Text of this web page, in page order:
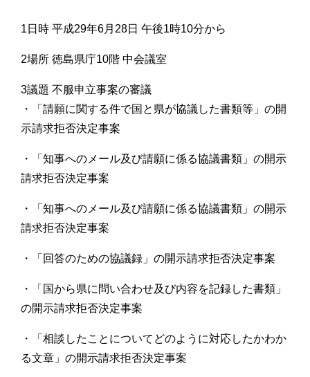
1日時 平成29年6月28日 午後1時10分から
2場所 徳島県庁10階 中会議室
3議題 不服申立事案の審議
・「請願に関する件で国と県が協議した書類等」の開
示請求拒否決定事案
・「知事へのメール及び請願に係る協議書類」の開示
請求拒否決定事案
・「知事へのメール及び請願に係る協議書類」の開示
請求拒否決定事案
・「回答のための協議録」の開示請求拒否決定事案
・「国から県に問い合わせ及び内容を記録した書類」
の開示請求拒否決定事案
・「相談したことについてどのように対応したかわか
る文章」の開示請求拒否決定事案